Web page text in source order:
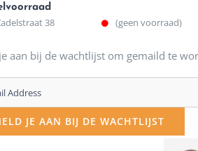
38 (geen voorraad)
aan bij de wachtlijst om gemaild te
JE AAN BIJ DE WACHTLIJST